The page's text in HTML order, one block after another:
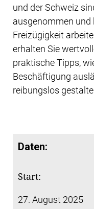
und der Schweiz
ausgenommen und
Freizügigkeit
erhalten Sie
praktische Tipps,
Beschäftigung
reibungslos
Daten:
Start:
27. August 2025